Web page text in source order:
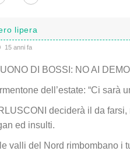
lipera
15 anni fa
DI BOSSI: NO AI
dell’estate: “Ci
deciderà il da
ed insulti.
valli del Nord rimbombano i